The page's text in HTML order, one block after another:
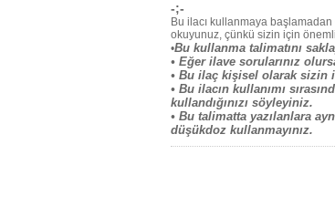
-;-
Bu ilacı kullanmaya
okuyunuz, çünkü sizin için
•Bu kullanma talimatını
• Eğer ilave sorularınız
• Bu ilaç kişisel olarak sizin
• Bu ilacın kullanımı
kullandığınızı söyleyiniz.
• Bu talimatta yazılanlara
düşükdoz kullanmayınız.